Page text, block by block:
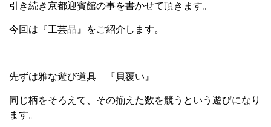
引き続き京都迎賓館の事を書かせて頂きます。
今回は『工芸品』をご紹介します。
先ずは雅な遊び道具 『貝覆い』
同じ柄をそろえて、その揃えた数を競うという遊びになり
ます。